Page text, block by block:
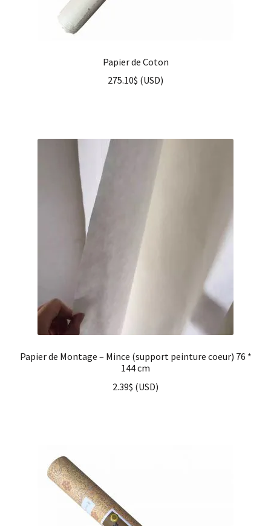
Papier de Coton
275.10$ (USD)
Papier de Montage – Mince (support peinture coeur) 76 *
144 cm
2.39$ (USD)